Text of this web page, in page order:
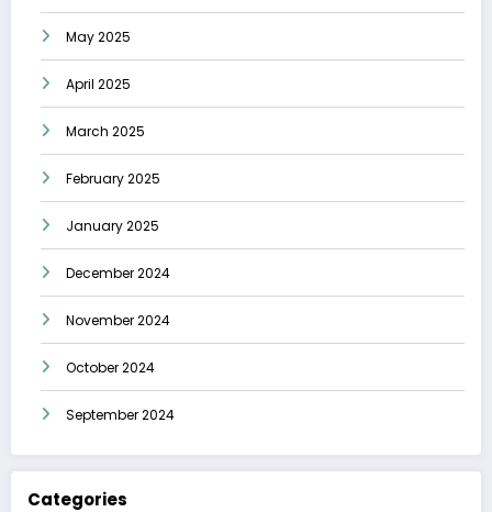
May 2025
April 2025
March 2025
February 2025
January 2025
December 2024
November 2024
October 2024
September 2024
Categories